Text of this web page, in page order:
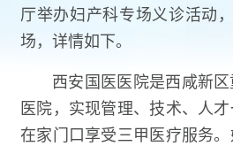
厅举办妇产科专场义诊活动
场，详情如下。
西安国医医院是西咸新
医院，实现管理、技术、人
在家门口享受三甲医疗服务